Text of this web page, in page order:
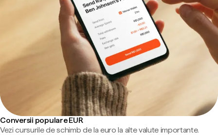
Conversii populare EUR
Vezi cursurile de schimb de la euro la alte valute importante.